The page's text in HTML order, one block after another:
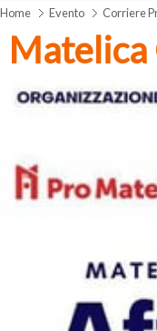
Home Evento Corriere
Matelica